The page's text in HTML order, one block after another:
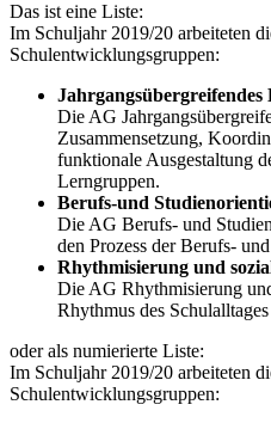
Das ist eine Liste:
Im Schuljahr 2019/20 arbeiteten
Schulentwicklungsgruppen:
Jahrgangsübergreifendes
Die AG
Zusammensetzung,
funktionale Ausgestaltung
Lerngruppen.
Berufs-und
Die AG Berufs- und
den Prozess der Berufs-
Rhythmisierung und
Die AG Rhythmisierung
Rhythmus des Schulalltages
oder als numierierte Liste:
Im Schuljahr 2019/20 arbeiteten
Schulentwicklungsgruppen: